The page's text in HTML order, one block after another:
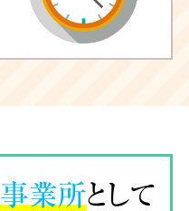
事業所として